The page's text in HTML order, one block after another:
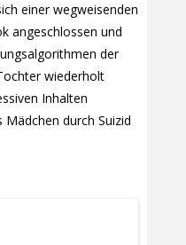
einer wegweisenden
angeschlossen und
der
wiederholt
Inhalten
durch Suizid